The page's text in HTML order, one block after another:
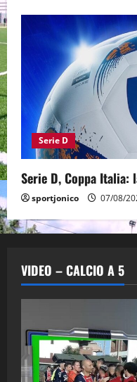
Serie D
Serie D, Coppa Italia:
sportjonico 07/08/
VIDEO – CALCIO A 5